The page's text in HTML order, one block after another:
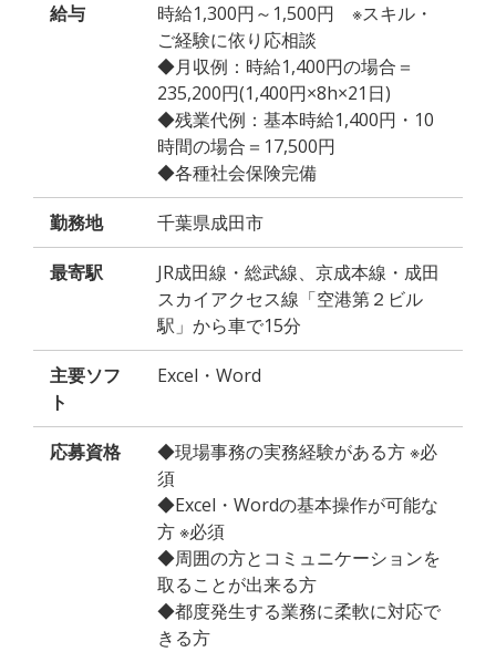
給与
時給1,300円～1,500円 ※スキル・
ご経験に依り応相談
◆月収例：時給1,400円の場合＝
235,200円(1,400円×8h×21日)
◆残業代例：基本時給1,400円・10
時間の場合＝17,500円
◆各種社会保険完備
勤務地 千葉県成田市
最寄駅
JR成田線・総武線、京成本線・成田
スカイアクセス線「空港第２ビル
駅」から車で15分
主要ソフ
ト
Excel・Word
応募資格
◆現場事務の実務経験がある方 ※必
須
◆Excel・Wordの基本操作が可能な
方 ※必須
◆周囲の方とコミュニケーションを
取ることが出来る方
◆都度発生する業務に柔軟に対応で
きる方